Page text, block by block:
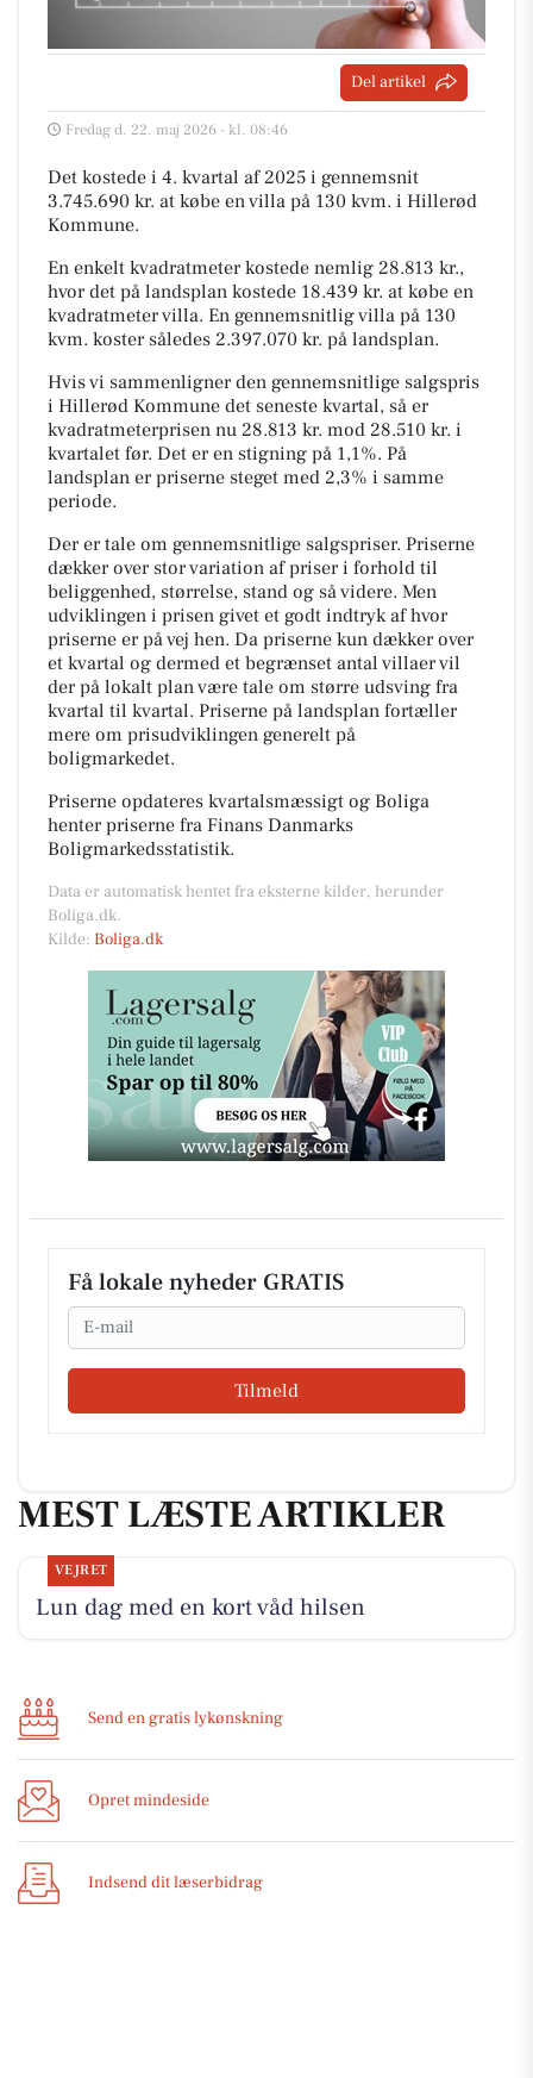
Del artikel
Fredag d. 22. maj 2026 - kl. 08:46
Det kostede i 4. kvartal af 2025 i gennemsnit
3.745.690 kr. at købe en villa på 130 kvm. i Hillerød
Kommune.
En enkelt kvadratmeter kostede nemlig 28.813 kr.,
hvor det på landsplan kostede 18.439 kr. at købe en
kvadratmeter villa. En gennemsnitlig villa på 130
kvm. koster således 2.397.070 kr. på landsplan.
Hvis vi sammenligner den gennemsnitlige salgspris
i Hillerød Kommune det seneste kvartal, så er
kvadratmeterprisen nu 28.813 kr. mod 28.510 kr. i
kvartalet før. Det er en stigning på 1,1%. På
landsplan er priserne steget med 2,3% i samme
periode.
Der er tale om gennemsnitlige salgspriser. Priserne
dækker over stor variation af priser i forhold til
beliggenhed, størrelse, stand og så videre. Men
udviklingen i prisen givet et godt indtryk af hvor
priserne er på vej hen. Da priserne kun dækker over
et kvartal og dermed et begrænset antal villaer vil
der på lokalt plan være tale om større udsving fra
kvartal til kvartal. Priserne på landsplan fortæller
mere om prisudviklingen generelt på
boligmarkedet.
Priserne opdateres kvartalsmæssigt og Boliga
henter priserne fra Finans Danmarks
Boligmarkedsstatistik.
Data er automatisk hentet fra eksterne kilder, herunder
Boliga.dk.
Kilde: Boliga.dk
Få lokale nyheder GRATIS
Email
Tilmeld
MEST LÆSTE ARTIKLER
VEJRET
Lun dag med en kort våd hilsen
Send en gratis lykønskning
Opret mindeside
Indsend dit læserbidrag